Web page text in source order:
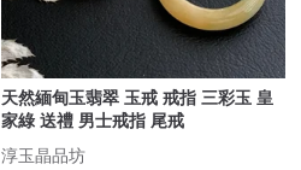
天然緬甸玉翡翠 玉戒 戒指 三彩玉 皇
家綠 送禮 男士戒指 尾戒
淳玉晶品坊